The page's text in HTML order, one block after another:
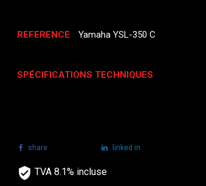
REFERENCE Yamaha YSL-350 C
SPÉCIFICATIONS TECHNIQUES
share linked in
TVA 8.1% incluse